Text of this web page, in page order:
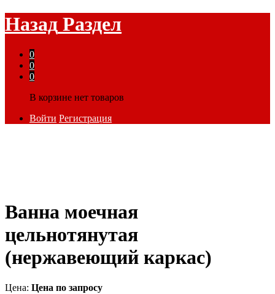
Назад Раздел
0
0
0
В корзине нет товаров
Войти Регистрация
Ванна моечная
цельнотянутая
(нержавеющий каркас)
Цена: Цена по запросу